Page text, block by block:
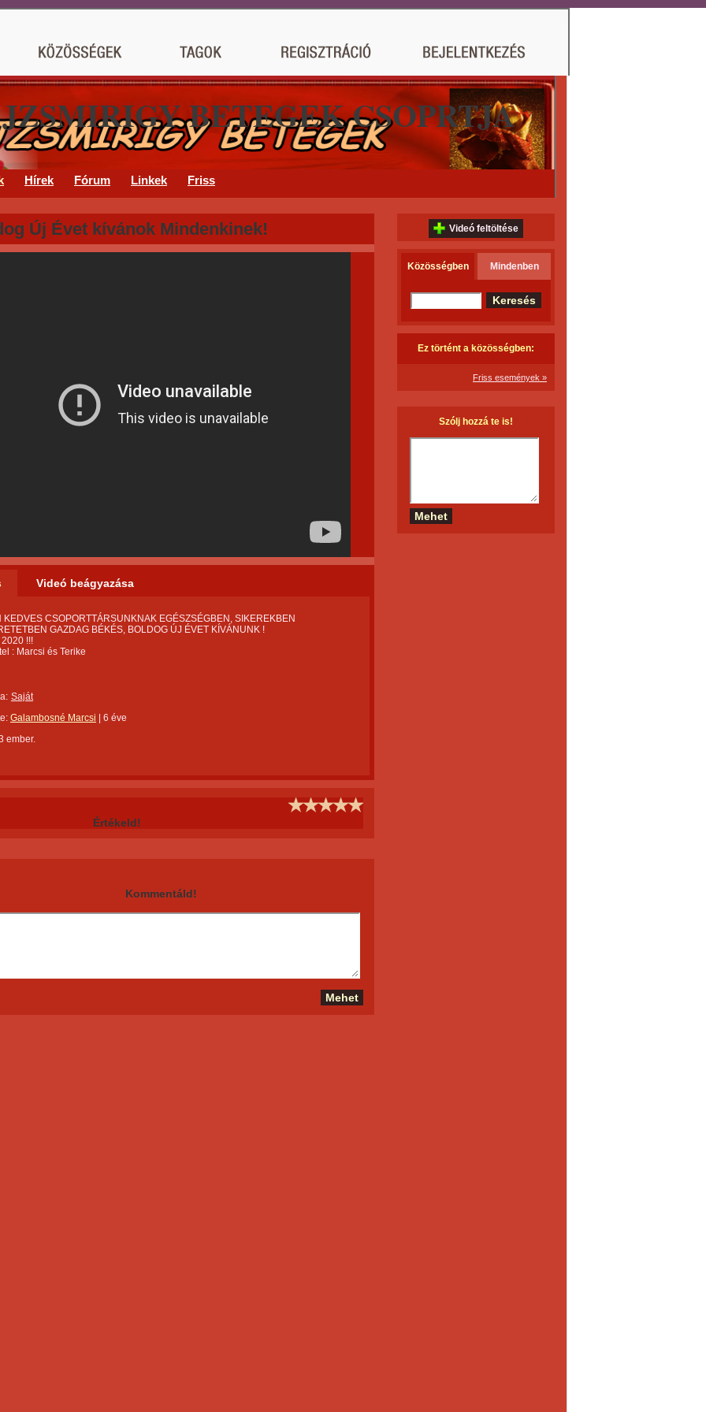
BETEGEK CSOPRTJA
Hírek Fórum Linkek Friss
Új Évet kívánok Mindenkinek!
Videó beágyazása
KEDVES CSOPORTTÁRSUNKNAK EGÉSZSÉGBEN, SIKEREKBEN
GAZDAG BÉKÉS, BOLDOG ÚJ ÉVET KÍVÁNUNK !
!!!
: Marcsi és Terike
Saját
Galambosné Marcsi
6 éve
ember.
Értékeld!
Kommentáld!
Videó feltöltése
Közösségben Mindenben
Ez történt a közösségben:
Friss események »
Szólj hozzá te is!